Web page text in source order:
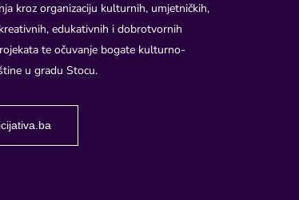
kroz organizaciju kulturnih, umjetničkih,
edukativnih i dobrotvornih
te očuvanje bogate kulturno-
u gradu Stocu.